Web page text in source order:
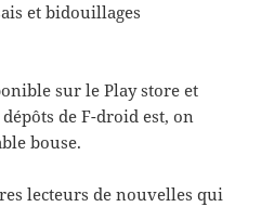
et bidouillages
sur le Play store et
de F-droid est, on
bouse.
lecteurs de nouvelles qui